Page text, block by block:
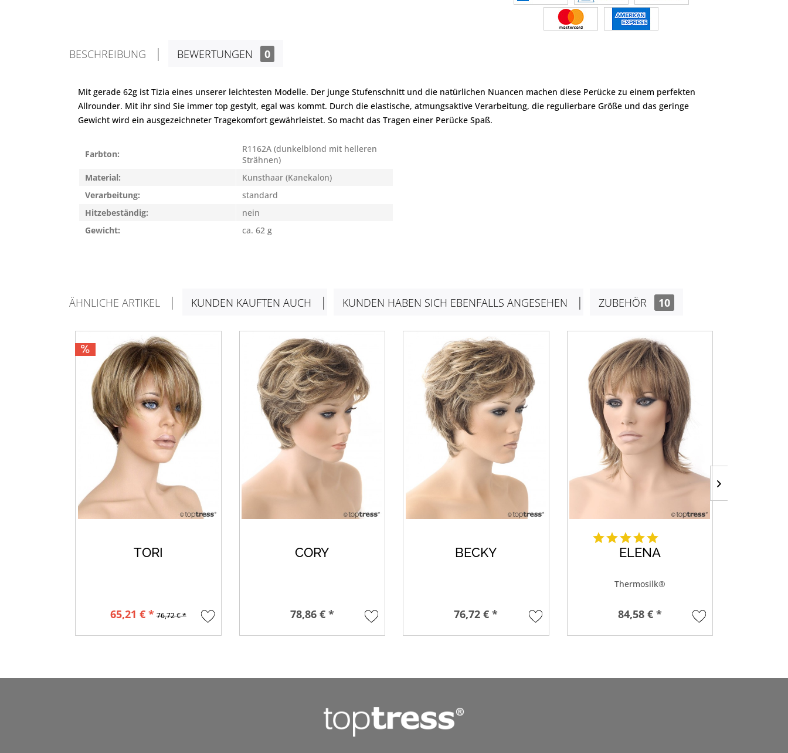
BESCHREIBUNG BEWERTUNGEN 0
Mit gerade 62g ist Tizia eines unserer leichtesten Modelle. Der junge Stufenschnitt und die natürlichen Nuancen machen diese Perücke zu einem perfekten
Allrounder. Mit ihr sind Sie immer top gestylt, egal was kommt. Durch die elastische, atmungsaktive Verarbeitung, die regulierbare Größe und das geringe
Gewicht wird ein ausgezeichneter Tragekomfort gewährleistet. So macht das Tragen einer Perücke Spaß.
Farbton:
R1162A (dunkelblond mit helleren
Strähnen)
Material:
Kunsthaar (Kanekalon)
Verarbeitung:
standard
Hitzebeständig:
nein
Gewicht:
ca. 62 g
ÄHNLICHE ARTIKEL KUNDEN KAUFTEN AUCH KUNDEN HABEN SICH EBENFALLS ANGESEHEN ZUBEHÖR 10
TORI
65,21 € * 76,72 € *
CORY
78,86 € *
BECKY
76,72 € *
ELENA
Thermosilk®
84,58 € *